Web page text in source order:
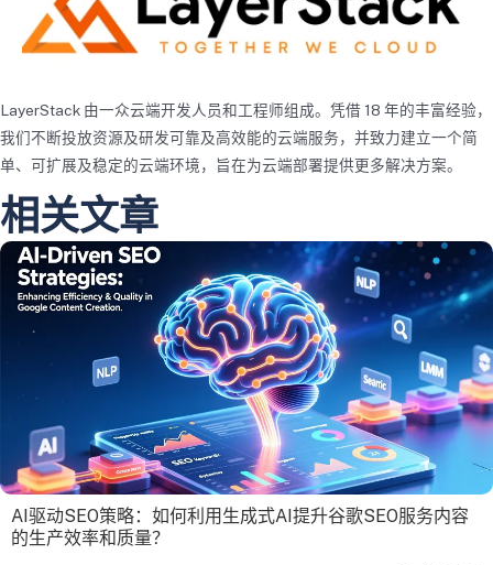
LayerStack 由一众云端开发人员和工程师组成。凭借 18 年的丰富经验，
我们不断投放资源及研发可靠及高效能的云端服务，并致力建立一个简
单、可扩展及稳定的云端环境，旨在为云端​​部署提供更多解决方案。
相关文章
AI驱动SEO策略：如何利用生成式AI提升谷歌SEO服务内容
的生产效率和质量？